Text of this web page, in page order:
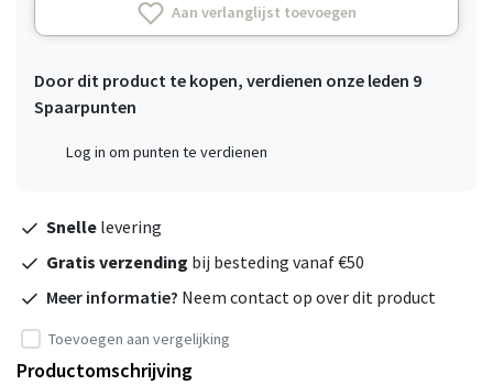
Aan verlanglijst toevoegen
Door dit product te kopen, verdienen onze leden 9
Spaarpunten
Log in om punten te verdienen
Snelle levering
Gratis verzending bij besteding vanaf €50
Meer informatie? Neem contact op over dit product
Toevoegen aan vergelijking
Productomschrijving